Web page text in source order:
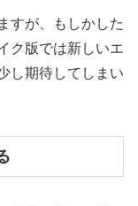
すが、もしかした
ク版では新しいエ
し期待してしまい